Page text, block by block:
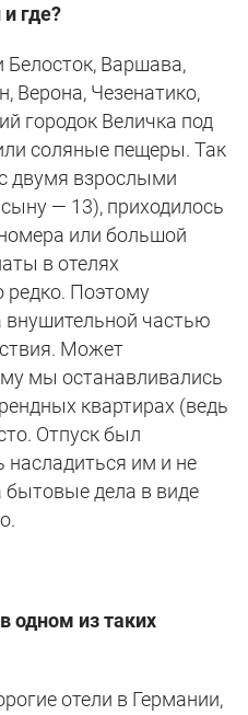
где?
Варшава,
Верона, Чезенатико,
городок Величка под
соляные пещеры. Так
двумя взрослыми
— 13), приходилось
или большой
в отелях
редко. Поэтому
внушительной частью
Может
мы останавливались
квартирах (ведь
Отпуск был
им и не
бытовые дела в виде
одном из таких
отели в Германии,